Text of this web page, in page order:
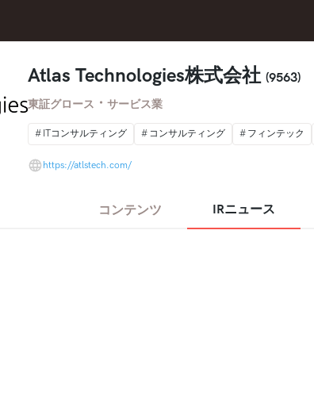
Atlas Technologies株式会社 (9563)
東証グロース ・ サービス業
ITコンサルティング コンサルティング フィンテック
https://atlstech.com/
コンテンツ IRニュース